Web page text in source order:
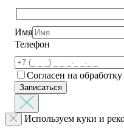
Имя
Телефон
Согласен на
Используем куки и